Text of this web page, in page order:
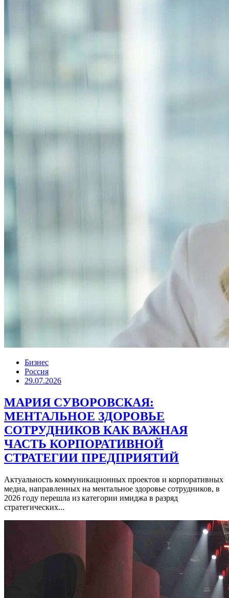
Бизнес
Россия
29.07.2026
МАРИЯ СУВОРОВСКАЯ:
МЕНТАЛЬНОЕ ЗДОРОВЬЕ
СОТРУДНИКОВ КАК ВАЖНАЯ
ЧАСТЬ КОРПОРАТИВНОЙ
СТРАТЕГИИ ПРЕДПРИЯТИЙ
Актуальность коммуникационных проектов и корпоративных
медиа, направленных на ментальное здоровье сотрудников, в
2026 году перешла из категории имиджа в разряд
стратегических...